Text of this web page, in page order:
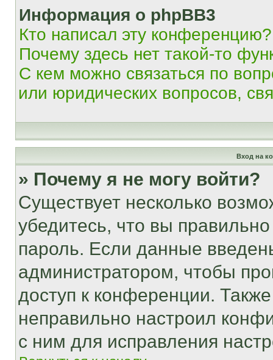
Информация о phpBB3
Кто написал эту конференцию?
Почему здесь нет такой-то
С кем можно связаться по
или юридических вопросов,
Вход на
» Почему я не могу войти?
Существует несколько
убедитесь, что вы
пароль. Если данные
администратором, чтобы
доступ к конференции.
неправильно настроил
с ним для исправления